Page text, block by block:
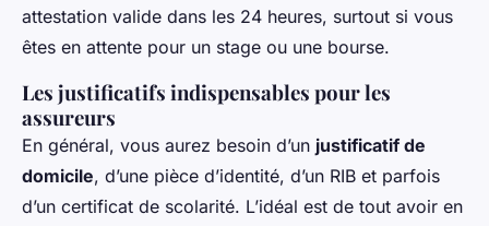
attestation valide dans les 24 heures, surtout si vous
êtes en attente pour un stage ou une bourse.
Les justificatifs indispensables pour les
assureurs
En général, vous aurez besoin d’un justificatif de
domicile, d’une pièce d’identité, d’un RIB et parfois
d’un certificat de scolarité. L’idéal est de tout avoir en